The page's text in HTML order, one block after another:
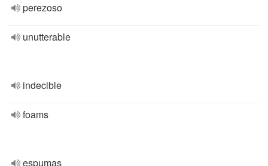
perezoso
unutterable
indecible
foams
espumas